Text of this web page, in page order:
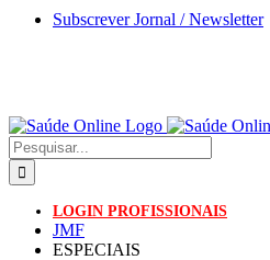
Skip
Subscrever Jornal / Newsletter
Pesquisar
LOGIN PROFISSIONAIS
JMF
ESPECIAIS